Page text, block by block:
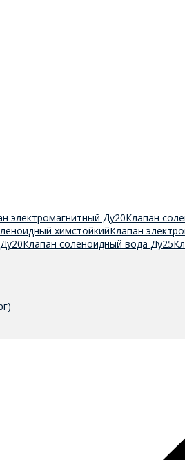
электромагнитный Ду20Клапан
химстойкийКлапан
Клапан соленоидный вода Ду25